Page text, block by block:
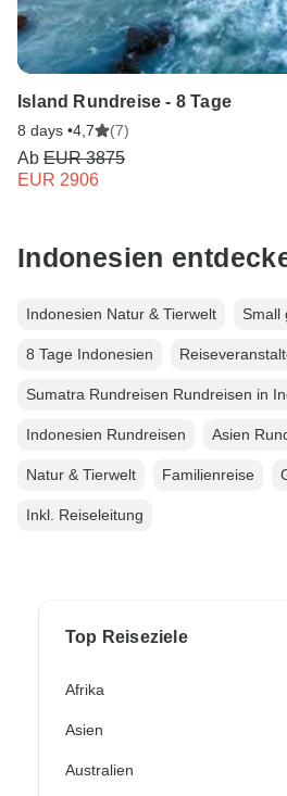
Island Rundreise - 8 Tage
8 days •4,7 (7)
Ab EUR 3875
EUR 2906
Indonesien
Indonesien Natur & Tierwelt Small
8 Tage Indonesien
Sumatra Rundreisen Rundreisen in
Indonesien Rundreisen Asien
Natur & Tierwelt Familienreise
Inkl. Reiseleitung
Top Reiseziele
Afrika
Asien
Australien